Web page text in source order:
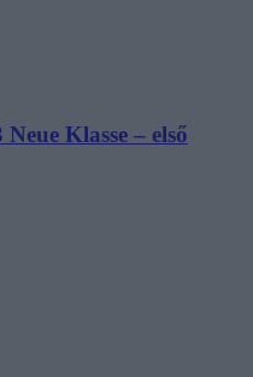
Klasse – első